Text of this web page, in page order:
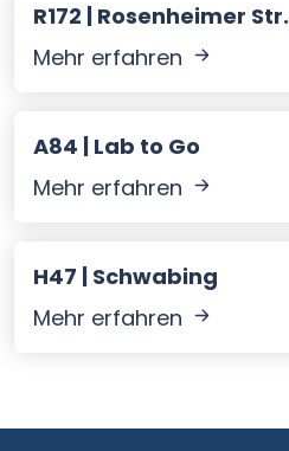
R172 | Rosenheimer Str.
Mehr erfahren
A84 | Lab to Go
Mehr erfahren
H47 | Schwabing
Mehr erfahren